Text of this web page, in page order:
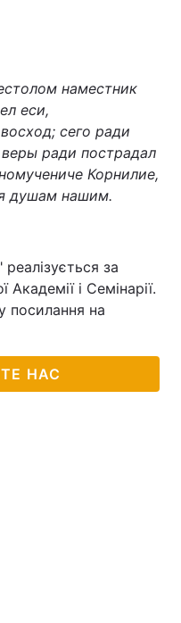
наместник
еси,
сего ради
ради пострадал
Корнилие,
душам нашим.
за
і Семінарії.
посилання на
НАС